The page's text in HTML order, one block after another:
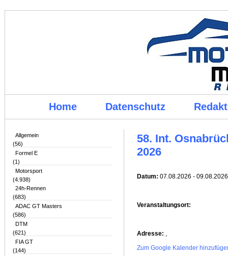
Home Datenschutz
Allgemein
(56)
Formel E
(1)
Motorsport
(4.938)
24h-Rennen
(683)
ADAC GT Masters
(586)
DTM
(621)
FIA GT
(144)
58. Int.
2026
Datum: 07.08.2026 - 09.08.2026
Veranstaltungsort:
Adresse: ,
Zum Google Kalender